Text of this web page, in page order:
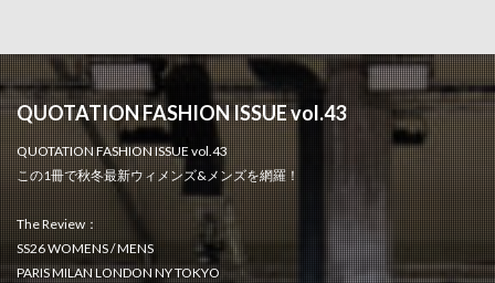
QUOTATION FASHION ISSUE vol.43
QUOTATION FASHION ISSUE vol.43
この1冊で秋冬最新ウィメンズ&メンズを網羅！
The Review：
SS26 WOMENS / MENS
PARIS MILAN LONDON NY TOKYO